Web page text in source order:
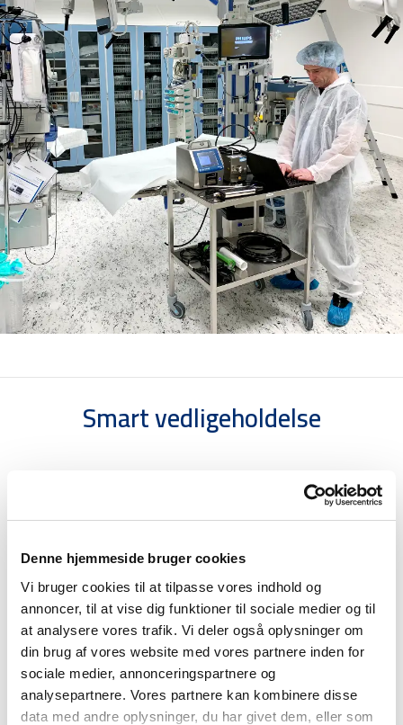
Denne hjemmeside bruger cookies
Vi bruger cookies til at tilpasse vores indhold og
annoncer, til at vise dig funktioner til sociale medier og til
at analysere vores trafik. Vi deler også oplysninger om
din brug af vores website med vores partnere inden for
sociale medier, annonceringspartnere og
analysepartnere. Vores partnere kan kombinere disse
data med andre oplysninger, du har givet dem, eller som
Smart vedligeholdelse
Moderniserede og sammenkoblede bygningsløsninger nyder
godt af alle fordelene ved intelligent vedligeholdelse for at
sikre hospitalets uafbrudte drift og optimale ydeevne i hele
dets levetid:
Høj servicetilgængelighed med 24-timers beredskab
Højt kompetent, brancheerfarent personale med dyb
teknisk viden
Fokus på Total Cost of Ownership og det samlede
ansvar for hospitalets drift og vedligeholdelse
Langsigtede foranstaltninger som f.eks. forbedring